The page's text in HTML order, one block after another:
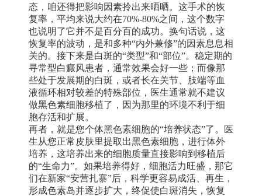
态，咱还得把影响因素拎出来晒晒。这手术的恢
复率，平均来说大约在70%-80%之间，这个数字
也说明了它并不是百分百的成功。换句话说，这
恢复率的波动，是和多种“内外兼修”的因素息息相
关的。接下来是白斑的“类型”和“部位”。稳定期的
寻常型白癜风患者，通常效果会好一些；而像那
些处于发展期的白斑，或者长在关节、肢端等血
液循环相对较差的特殊部位，医生通常就不建议
做黑色素细胞移植了，因为那里的环境不利于细
胞存活和扩展。
再者，就是您个体黑色素细胞的“培养状态”了。医
生从您正常皮肤里提取出黑色素细胞，进行体外
培养，这培养出来的细胞质量直接影响到移植后
的“生命力”。如果培养得好，细胞活力旺盛，那它
们在新家“安营扎寨”后，科学更容易成活、再生，
形成色素岛并逐步扩大，终促使白斑消失，恢复